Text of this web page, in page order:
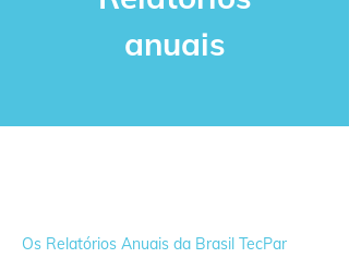
anuais
Os Relatórios Anuais da Brasil TecPar